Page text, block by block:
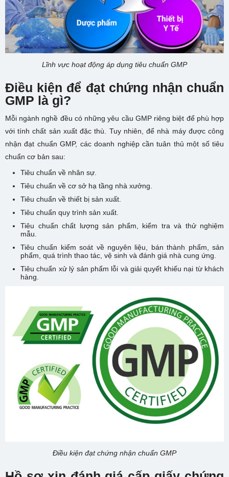
Lĩnh vực hoạt động áp dụng tiêu chuẩn GMP
Điều kiện để đạt chứng nhận chuẩn
GMP là gì?
Mỗi ngành nghề đều có những yêu cầu GMP riêng biệt để phù hợp
với tính chất sản xuất đặc thù. Tuy nhiên, để nhà máy được công
nhận đạt chuẩn GMP, các doanh nghiệp cần tuân thủ một số tiêu
chuẩn cơ bản sau:
Tiêu chuẩn về nhân sự.
Tiêu chuẩn về cơ sở hạ tầng nhà xưởng.
Tiêu chuẩn về thiết bị sản xuất.
Tiêu chuẩn quy trình sản xuất.
Tiêu chuẩn chất lượng sản phẩm, kiểm tra và thử nghiệm
mẫu.
Tiêu chuẩn kiểm soát về nguyên liệu, bán thành phẩm, sản
phẩm, quá trình thao tác, vệ sinh và đánh giá nhà cung ứng.
Tiêu chuẩn xử lý sản phẩm lỗi và giải quyết khiếu nại từ khách
hàng.
Điều kiện đạt chứng nhận chuẩn GMP